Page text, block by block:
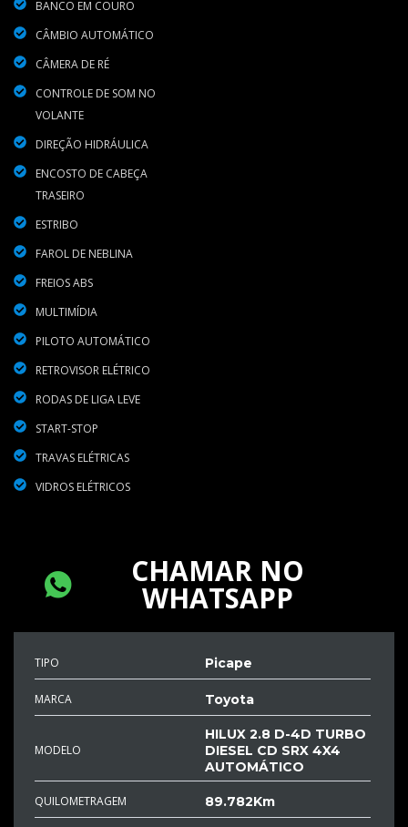
BANCO EM COURO
CÂMBIO AUTOMÁTICO
CÂMERA DE RÉ
CONTROLE DE SOM NO
VOLANTE
DIREÇÃO HIDRÁULICA
ENCOSTO DE CABEÇA
TRASEIRO
ESTRIBO
FAROL DE NEBLINA
FREIOS ABS
MULTIMÍDIA
PILOTO AUTOMÁTICO
RETROVISOR ELÉTRICO
RODAS DE LIGA LEVE
START-STOP
TRAVAS ELÉTRICAS
VIDROS ELÉTRICOS
CHAMAR NO
WHATSAPP
TIPO Picape
MARCA Toyota
MODELO
HILUX 2.8 D-4D TURBO
DIESEL CD SRX 4X4
AUTOMÁTICO
QUILOMETRAGEM 89.782Km